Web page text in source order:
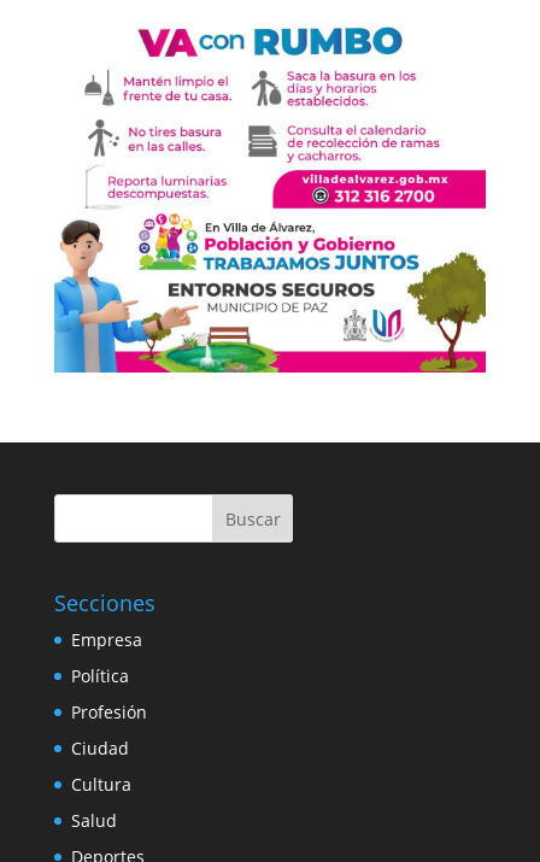
Buscar
Secciones
Empresa
Política
Profesión
Ciudad
Cultura
Salud
Deportes